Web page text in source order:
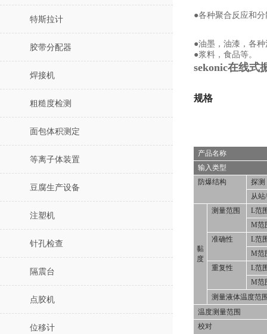
特斯拉计
胶带分配器
焊接机
粗糙度检测
面包体积测定
等离子体装置
豆腐生产设备
注塑机
针孔检查
隔震台
点胶机
位移计
●各种聚合反应和
●油墨，油漆，各
●浆料，食品等。
sekonic在线式
规格
产品名称
输入类型
防爆结构
探测
从站
黏
度
测量范围
L范
M范
准确性
L范
M范
重复性
L范
M范
测量液体温度范
温度测量范围
校对